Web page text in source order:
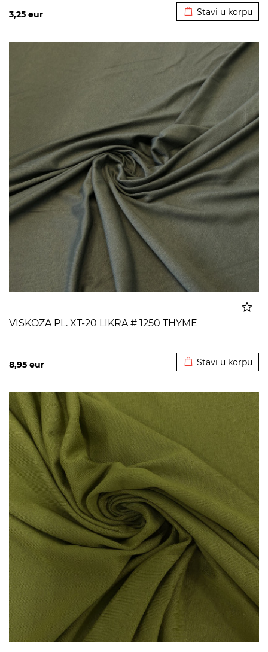
3,25 eur Stavi u korpu
VISKOZA PL. XT-20 LIKRA # 1250 THYME
8,95 eur Stavi u korpu